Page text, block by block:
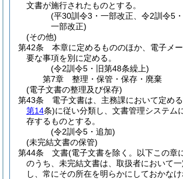
文書が施行されたものとする。
(平30訓令3・一部改正、令2訓令5
一部改正)
(その他)
第42条
本章に定めるもののほか、電子メ
要な事項を別に定める。
(令2訓令5・旧第48条繰上)
第7章
整理・保管・保存・廃棄
(電子文書の整理及び保存)
第43条
電子文書は、主務課において定め
第14条)に従い分類し、文書管理システム
存するものとする。
(令2訓令5・追加)
(未完結文書の保管)
第44条
文書(電子文書を除く。以下この章
のうち、未完結文書は、取扱者において
し、常にその所在を明らかにしておかなけ